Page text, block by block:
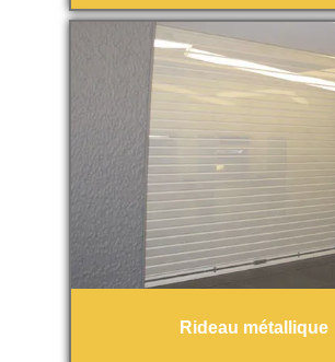
Rideau métallique